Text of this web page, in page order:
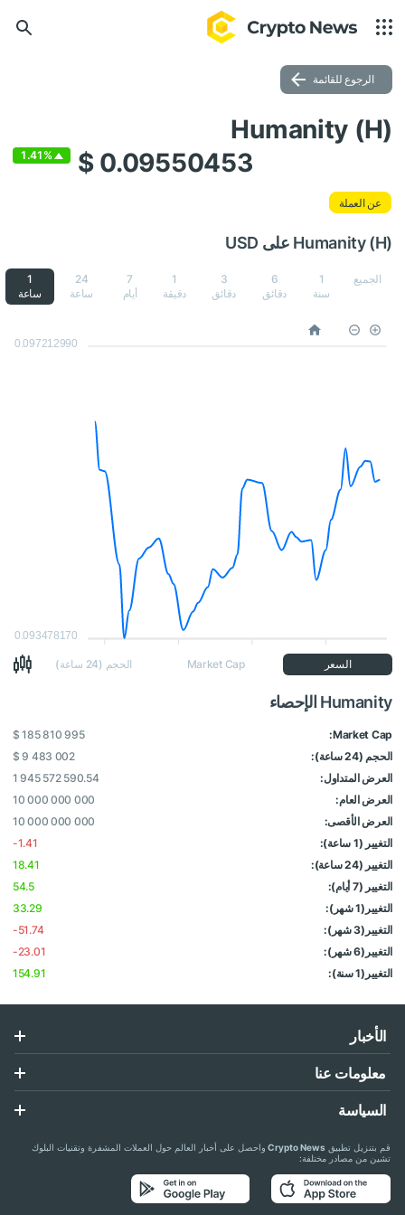
الرجوع للقائمة
Humanity (H)
$ 0.09550453
1.41%
عن العملة
Humanity (H) على USD
الجميع
1
سنة
6
دقائق
3
دقائق
دقيقة
7
أيام
24
ساعة
1
ساعة
0.097212990
0.093478170
السعر Market Cap الحجم (24 ساعة)
Humanity الإحصاء
Market Cap:
$ 185 810 995
الحجم (24 ساعة):
$ 9 483 002
العرض المتداول:
1 945 572 590.54
العرض العام:
10 000 000 000
العرض الأقصى:
10 000 000 000
التغيير (1 ساعة):
-1.41
التغيير (24 ساعة):
18.41
التغيير (7 أيام):
54.5
التغيير(1 شهر):
33.29
التغيير(3 شهر):
-51.74
التغيير(6 شهر):
-23.01
التغيير(1 سنة):
154.91
الأخبار
معلومات عنا
السياسة
قم بتنزيل تطبيق Crypto Newsواحصل على أخبار العالم حول العملات المشفرة وتقنيات البلوك
تشين من مصادر مختلفة: